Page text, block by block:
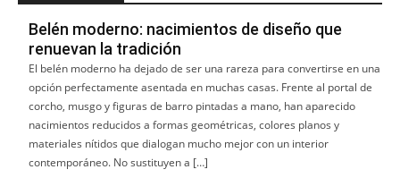
Belén moderno: nacimientos de diseño que
renuevan la tradición
El belén moderno ha dejado de ser una rareza para convertirse en una
opción perfectamente asentada en muchas casas. Frente al portal de
corcho, musgo y figuras de barro pintadas a mano, han aparecido
nacimientos reducidos a formas geométricas, colores planos y
materiales nítidos que dialogan mucho mejor con un interior
contemporáneo. No sustituyen a […]